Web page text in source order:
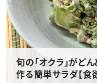
旬の「オクラ」がど
作る簡単サラダ【食